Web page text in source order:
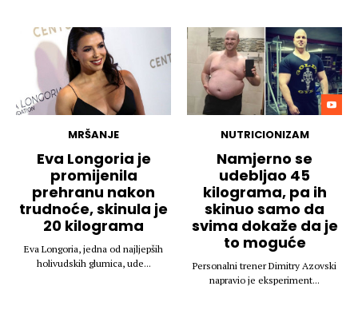
MRŠANJE
Eva Longoria je
promijenila
prehranu nakon
trudnoće, skinula je
20 kilograma
Eva Longoria, jedna od najljepših
holivudskih glumica, ude...
NUTRICIONIZAM
Namjerno se
udebljao 45
kilograma, pa ih
skinuo samo da
svima dokaže da je
to moguće
Personalni trener Dimitry Azovski
napravio je eksperiment...